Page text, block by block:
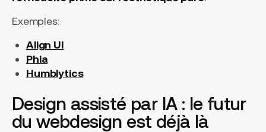
Exemples:
Align UI
Phia
Humblytics
Design assisté par IA : le futur
du webdesign est déjà là